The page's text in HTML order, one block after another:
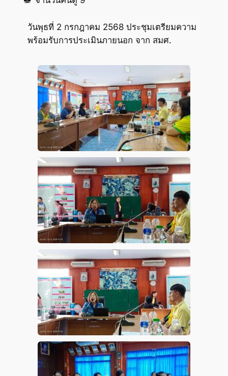
วันพุธที่ 2 กรกฎาคม 2568 ประชุมเตรียมความ
พร้อมรับการประเมินภายนอก จาก สมศ.